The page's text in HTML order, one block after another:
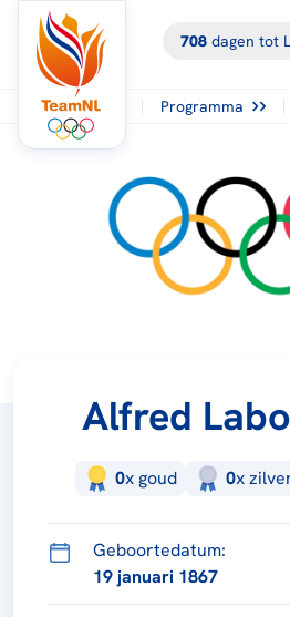
708dagen tot
Programma
Alfred
0x goud 0x
Geboortedatum:
19 januari 1867